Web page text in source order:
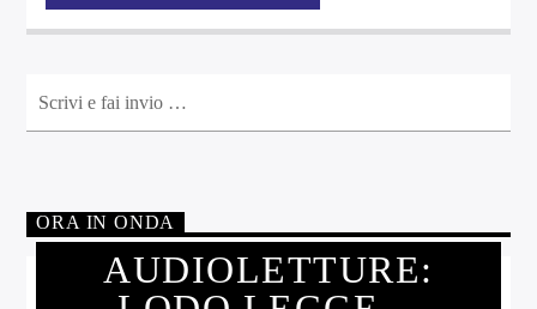
ORA IN ONDA
AUDIOLETTURE: